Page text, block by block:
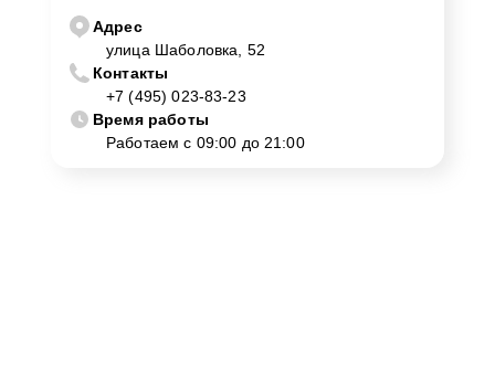
Адрес
улица Шаболовка, 52
Контакты
+7 (495) 023-83-23
Время работы
Работаем с 09:00 до 21:00